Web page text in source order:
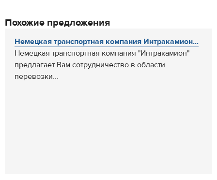
Похожие предложения
Немецкая транспортная компания Интракамион...
Немецкая транспортная компания "Интракамион"
предлагает Вам сотрудничество в области
перевозки...